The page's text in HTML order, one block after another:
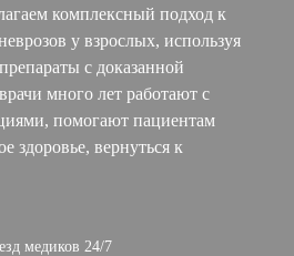
комплексный подход к
у взрослых, используя
с доказанной
много лет работают с
помогают пациентам
здоровье, вернуться к
медиков 24/7